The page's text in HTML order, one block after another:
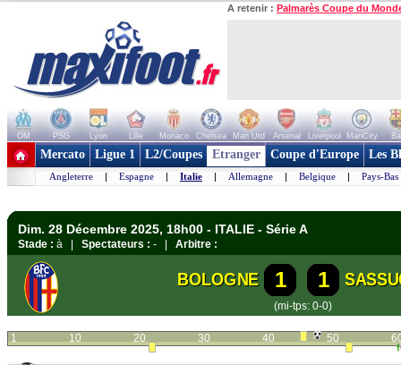
A retenir : Palmarès Coupe du
OM PSG Lyon Lille Monaco Chelsea Man Utd Arsenal Liverpool ManCity
+ de clubs
Mercato Ligue 1 L2/Coupes Etranger Coupe d'Europe Les
Angleterre | Espagne | Italie | Allemagne | Belgique | Pays-Bas
Dim. 28 Décembre 2025, 18h00 - ITALIE - Série A
Stade : à | Spectateurs : - | Arbitre :
BOLOGNE 1 1
(mi-tps: 0-0)
1 10 20 30 40 50